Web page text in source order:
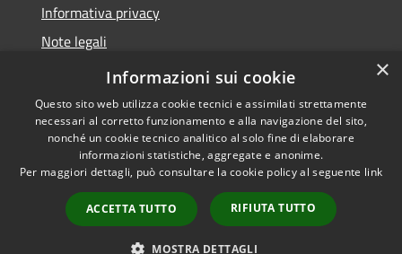
Informativa privacy
Note legali
Dichiarazione di accessibilità
Accessibilità
Copyright © 2026 • Comune di
Caravaggio • Powered by
Municipium•
Accesso
redazione
×
Informazioni sui cookie
Questo sito web utilizza cookie tecnici e assimilati strettamente
necessari al corretto funzionamento e alla navigazione del sito,
nonché un cookie tecnico analitico al solo fine di elaborare
informazioni statistiche, aggregate e anonime.
Per maggiori dettagli, può consultare la cookie policy al seguente link
ACCETTA TUTTO RIFIUTA TUTTO
MOSTRA DETTAGLI